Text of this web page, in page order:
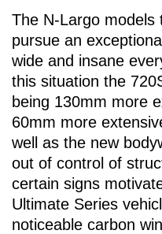
The N-Largo models
pursue an
wide and insane
this situation the
being 130mm more
60mm more
well as the new
out of control of
certain signs
Ultimate Series
noticeable carbon